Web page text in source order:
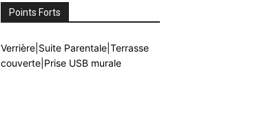
Points Forts
Verrière|Suite Parentale|Terrasse
couverte|Prise USB murale